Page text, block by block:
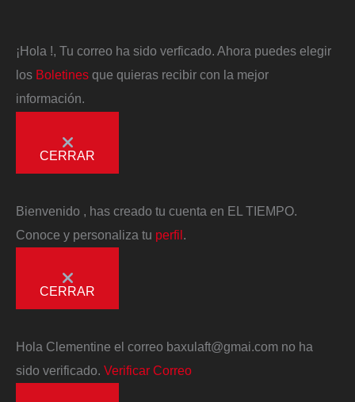
¡Hola !, Tu correo ha sido verficado. Ahora puedes elegir
los Boletines que quieras recibir con la mejor
información.
CERRAR
Bienvenido
, has creado tu cuenta en EL TIEMPO.
Conoce y personaliza tu perfil
CERRAR
Hola Clementine el correo baxulaft@gmai.com no ha
sido verificado. Verificar Correo